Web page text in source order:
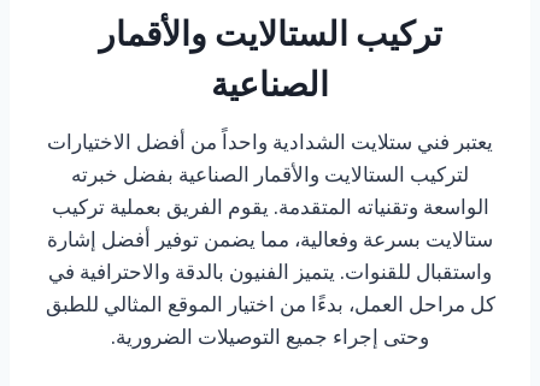
تركيب الستالايت والأقمار
الصناعية
يعتبر فني ستلايت الشدادية واحداً من أفضل الاختيارات
لتركيب الستالايت والأقمار الصناعية بفضل خبرته
الواسعة وتقنياته المتقدمة. يقوم الفريق بعملية تركيب
ستالايت بسرعة وفعالية، مما يضمن توفير أفضل إشارة
واستقبال للقنوات. يتميز الفنيون بالدقة والاحترافية في
كل مراحل العمل، بدءًا من اختيار الموقع المثالي للطبق
وحتى إجراء جميع التوصيلات الضرورية.